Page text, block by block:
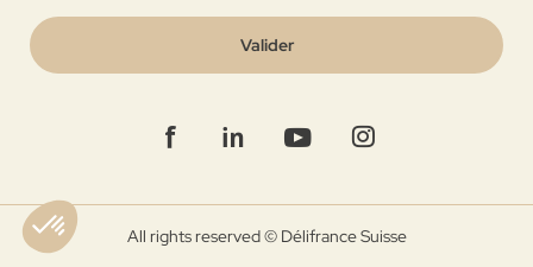
Valider
All rights reserved © Délifrance Suisse